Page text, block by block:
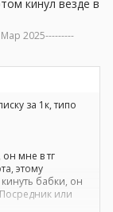
кинул везде в
2025---------
за 1к, типо
мне в тг
этому
бабки, он
или